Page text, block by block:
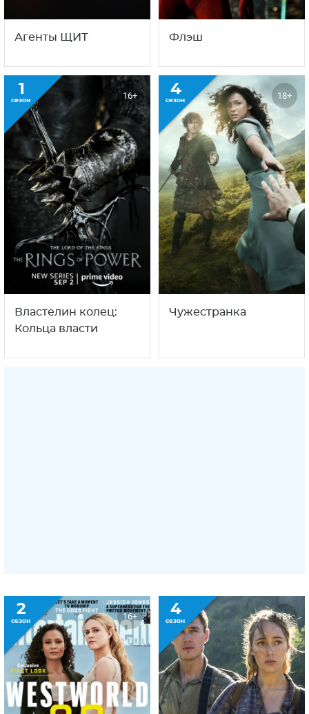
Агенты ЩИТ Флэш
1
сезон 16+
Властелин колец:
Кольца власти
4
сезон 18+
Чужестранка
2
сезон 16+ 4
сезон 18+